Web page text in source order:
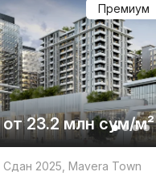
Премиум
от23.2 млн сум/м²
Сдан 2025 Mavera Town